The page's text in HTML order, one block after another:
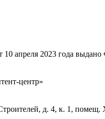
апреля 2023 года
центр»
д. 4, к. 1,